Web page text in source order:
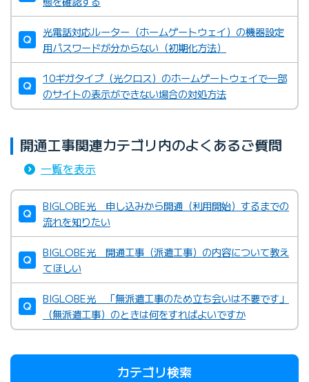
光電話対応ルーター（ホームゲートウェイ）の機器設定
用パスワードが分からない（初期化方法）
10ギガタイプ（光クロス）のホームゲートウェイで一部
のサイトの表示ができない場合の対処方法
開通工事関連カテゴリ内のよくあるご質問
一覧を表示
BIGLOBE光 申し込みから開通（利用開始）するまでの
流れを知りたい
BIGLOBE光 開通工事（派遣工事）の内容について教え
てほしい
BIGLOBE光 「無派遣工事のため立ち会いは不要です」
（無派遣工事）のときは何をすればよいですか
カテゴリ検索